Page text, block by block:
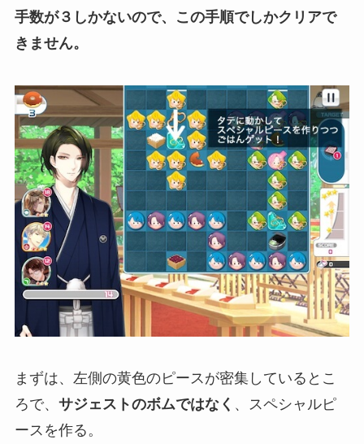
手数が３しかないので、この手順でしかクリアで
きません。
まずは、左側の黄色のピースが密集しているとこ
ろで、 サジェストのボムではなく 、スペシャルピ
ースを作る。